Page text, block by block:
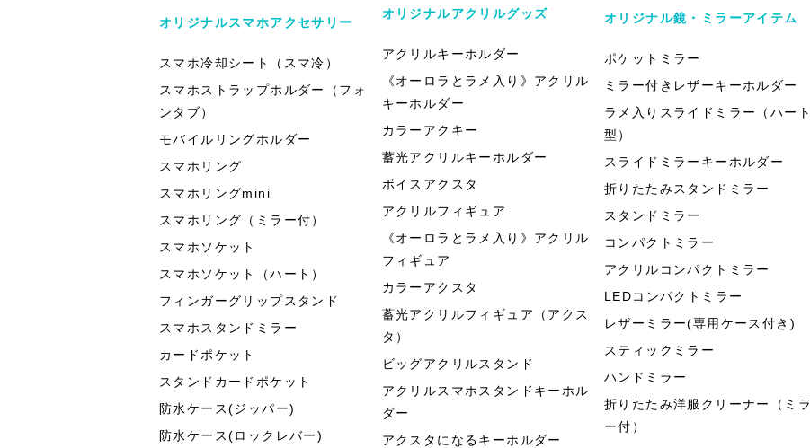
オリジナルスマホアクセサリー
スマホ冷却シート（スマ冷）
スマホストラップホルダー（フォ
ンタブ）
モバイルリングホルダー
スマホリング
スマホリングmini
スマホリング（ミラー付）
スマホソケット
スマホソケット（ハート）
フィンガーグリップスタンド
スマホスタンドミラー
カードポケット
スタンドカードポケット
防水ケース(ジッパー)
防水ケース(ロックレバー)
オリジナルアクリルグッズ
アクリルキーホルダー
《オーロラとラメ入り》アクリル
キーホルダー
カラーアクキー
蓄光アクリルキーホルダー
ボイスアクスタ
アクリルフィギュア
《オーロラとラメ入り》アクリル
フィギュア
カラーアクスタ
蓄光アクリルフィギュア（アクス
タ）
ビッグアクリルスタンド
アクリルスマホスタンドキーホル
ダー
アクスタになるキーホルダー
オリジナル鏡・ミラーアイテム
ポケットミラー
ミラー付きレザーキーホルダー
ラメ入りスライドミラー（ハート
型）
スライドミラーキーホルダー
折りたたみスタンドミラー
スタンドミラー
コンパクトミラー
アクリルコンパクトミラー
LEDコンパクトミラー
レザーミラー(専用ケース付き)
スティックミラー
ハンドミラー
折りたたみ洋服クリーナー（ミラ
ー付）